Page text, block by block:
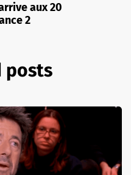
aux 20
2
posts